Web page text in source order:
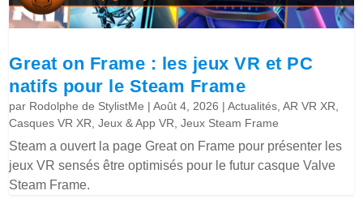
Great on Frame : les jeux VR et PC
natifs pour le Steam Frame
par Rodolphe de StylistMe |Août 4, 2026 |Actualités,AR VR XR,
Casques VR XR,Jeux & App VR,Jeux Steam Frame
Steam a ouvert la page Great on Frame pour présenter les
jeux VR sensés être optimisés pour le futur casque Valve
Steam Frame.